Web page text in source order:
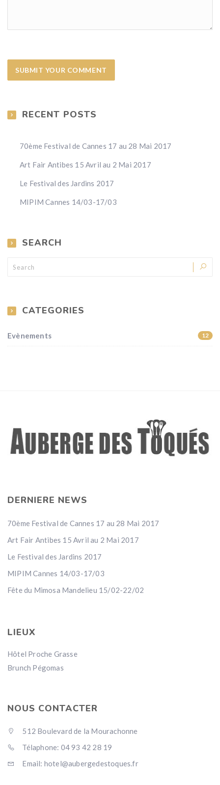
RECENT POSTS
70ème Festival de Cannes 17 au 28 Mai 2017
Art Fair Antibes 15 Avril au 2 Mai 2017
Le Festival des Jardins 2017
MIPIM Cannes 14/03-17/03
SEARCH
CATEGORIES
Evènements 12
DERNIERE NEWS
70ème Festival de Cannes 17 au 28 Mai 2017
Art Fair Antibes 15 Avril au 2 Mai 2017
Le Festival des Jardins 2017
MIPIM Cannes 14/03-17/03
Fête du Mimosa Mandelieu 15/02-22/02
LIEUX
Hôtel Proche Grasse
Brunch Pégomas
NOUS CONTACTER
512 Boulevard de la Mourachonne
Télaphone: 04 93 42 28 19
Email: hotel@aubergedestoques.fr